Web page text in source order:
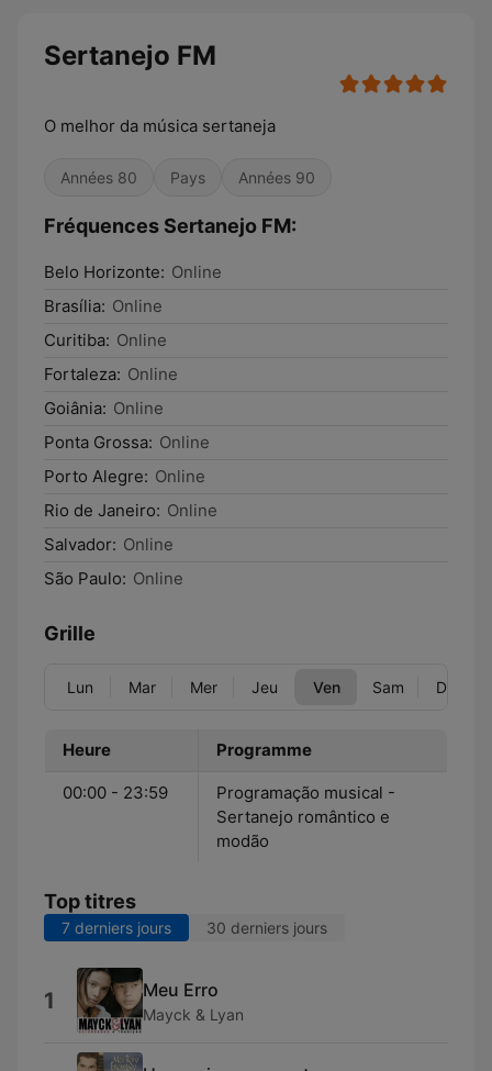
Sertanejo FM
O melhor da música sertaneja
Années 80 Pays Années 90
Fréquences Sertanejo FM:
Belo Horizonte: Online
Brasília: Online
Curitiba: Online
Fortaleza: Online
Goiânia: Online
Ponta Grossa: Online
Porto Alegre: Online
Rio de Janeiro: Online
Salvador: Online
São Paulo: Online
Grille
Lun Mar Mer Jeu Ven Sam Dim
Heure Programme
00:00 - 23:59
Programação musical -
Sertanejo romântico e
modão
Top titres
7 derniers jours 30 derniers jours
1 Meu Erro
Mayck & Lyan